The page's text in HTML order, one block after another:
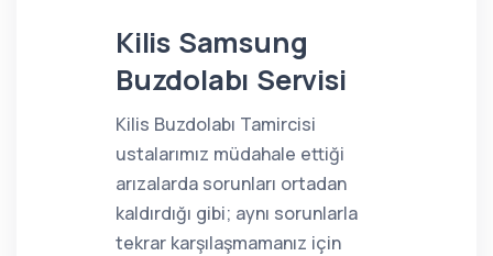
Kilis Samsung
Buzdolabı Servisi
Kilis Buzdolabı Tamircisi
ustalarımız müdahale ettiği
arızalarda sorunları ortadan
kaldırdığı gibi; aynı sorunlarla
tekrar karşılaşmamanız için